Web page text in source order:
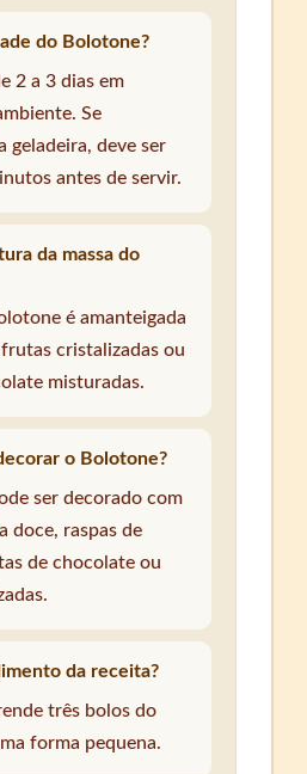
do Bolotone?
2 a 3 dias em
Se
geladeira, deve ser
antes de servir.
da massa do
é amanteigada
cristalizadas ou
misturadas.
o Bolotone?
ser decorado com
doce, raspas de
de chocolate ou
da receita?
três bolos do
forma pequena.